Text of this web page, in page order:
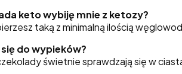
keto wybiję mnie z ketozy?
taką z minimalną ilością
do wypieków?
świetnie sprawdzają się w